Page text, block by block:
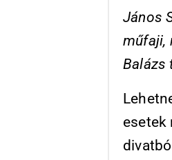
János
műfaji,
Balázs
esetek